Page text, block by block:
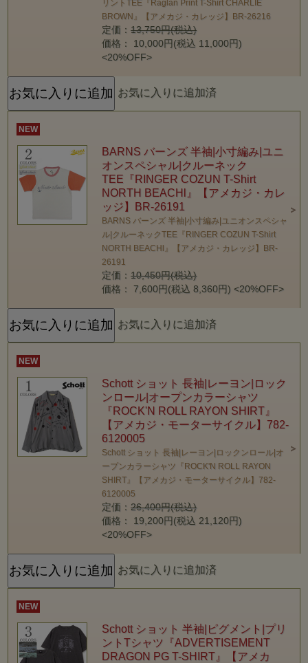
リントTEE『Raglan Print T-Shirt CHARLIE
BROWN』【アメカジ・カレッジ】BR-26216
定価：13,750円(税込)
価格： 10,000円(税込 11,000円)
<20%OFF>
お気に入りに追加済
NEW
BARNS バーンズ 半袖|小寸編み|ユニ
オンスペシャル|クルーネック
TEE『RINGER COZUN T-Shirt
NORTH BEACHl』【アメカジ・カレ
ッジ】BR-26191
BARNS バーンズ 半袖|小寸編み|ユニオンスペシャ
ル|クルーネックTEE『RINGER COZUN T-Shirt
NORTH BEACHl』【アメカジ・カレッジ】BR-
26191
定価：10,450円(税込)
価格： 7,600円(税込 8,360円)<20%OFF>
お気に入りに追加済
NEW
Schott ショット 長袖|レーヨン|ロック
ンロール|オープンカラーシャツ
『ROCK'N ROLL RAYON SHIRT』
【アメカジ・モーターサイクル】782-
6120005
Schott ショット 長袖|レーヨン|ロックンロール|オ
ープンカラーシャツ『ROCK'N ROLL RAYON
SHIRT』【アメカジ・モーターサイクル】782-
6120005
定価：26,400円(税込)
価格： 19,200円(税込 21,120円)
<20%OFF>
お気に入りに追加済
NEW
Schott ショット 半袖|ピグメント|プリ
ントTシャツ『ADVERTISEMENT
DRAGON PG T-SHIRT』【アメカ